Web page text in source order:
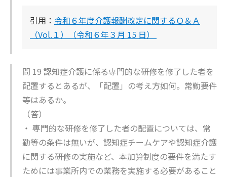
引用： 令和６年度介護報酬改定に関するＱ＆Ａ
（Vol.１）（令和６年３月 15 日）
問 19 認知症介護に係る専門的な研修を修了した者を
配置するとあるが、「配置」の考え方如何。常勤要件
等はあるか。
（答）
・ 専門的な研修を修了した者の配置については、常
勤等の条件は無いが、認知症チームケアや認知症介護
に関する研修の実施など、本加算制度の要件を満たす
ためには事業所内での業務を実施する必要があること